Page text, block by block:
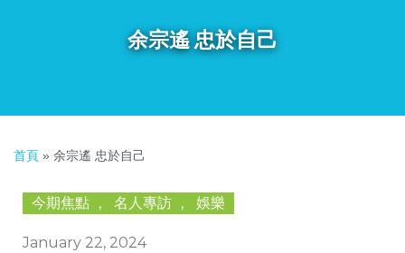
余宗遙 忠於自己
首頁 » 余宗遙 忠於自己
今期焦點 , 名人專訪 , 娛樂
January 22, 2024